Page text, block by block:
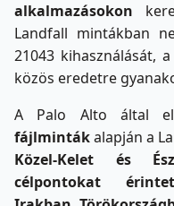
alkalmazásokon
Landfall mintákban
21043 kihasználását,
közös eredetre
A Palo Alto által
fájlmintákalapján a
Közel-Kelet és
célpontokat